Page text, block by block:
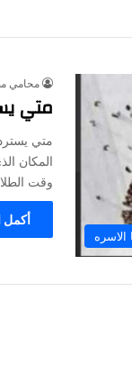
محامي
متي
متي
المكان
وقت
أكمل